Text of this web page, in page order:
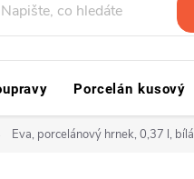
Porcelán kusový
Eva, porcelánový hrnek, 0,37 l,